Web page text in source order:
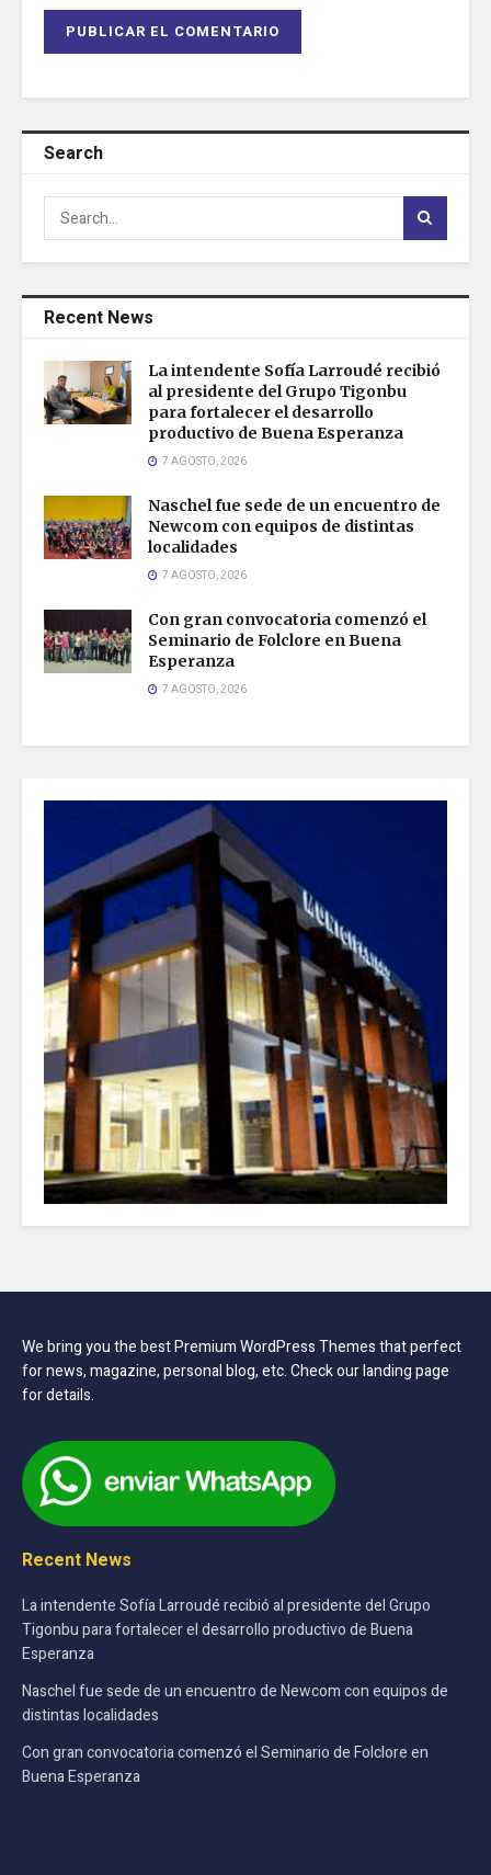
Search
Recent News
La intendente Sofía Larroudé recibió
al presidente del Grupo Tigonbu
para fortalecer el desarrollo
productivo de Buena Esperanza
7 AGOSTO, 2026
Naschel fue sede de un encuentro de
Newcom con equipos de distintas
localidades
7 AGOSTO, 2026
Con gran convocatoria comenzó el
Seminario de Folclore en Buena
Esperanza
7 AGOSTO, 2026
We bring you the best Premium WordPress Themes that perfect
for news, magazine, personal blog, etc. Check our landing page
for details.
Recent News
La intendente Sofía Larroudé recibió al presidente del Grupo
Tigonbu para fortalecer el desarrollo productivo de Buena
Esperanza
Naschel fue sede de un encuentro de Newcom con equipos de
distintas localidades
Con gran convocatoria comenzó el Seminario de Folclore en
Buena Esperanza